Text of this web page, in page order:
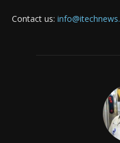
Contact us: